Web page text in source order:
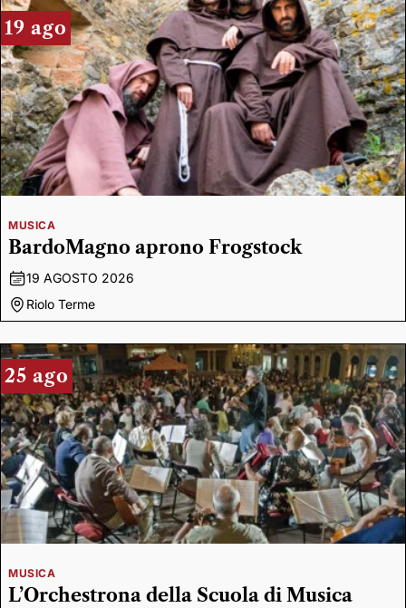
19 ago
MUSICA
BardoMagno aprono Frogstock
19 AGOSTO 2026
Riolo Terme
25 ago
MUSICA
L’Orchestrona della Scuola di Musica